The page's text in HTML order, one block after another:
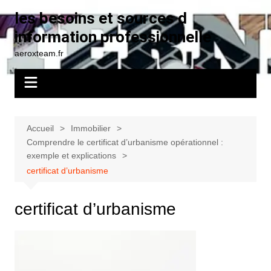
au
contenu
les besoins et sources d
information professionnelle
aeroxteam.fr
Accueil
Immobilier
Comprendre le certificat d’urbanisme opérationnel :
exemple et explications
certificat d’urbanisme
certificat d’urbanisme